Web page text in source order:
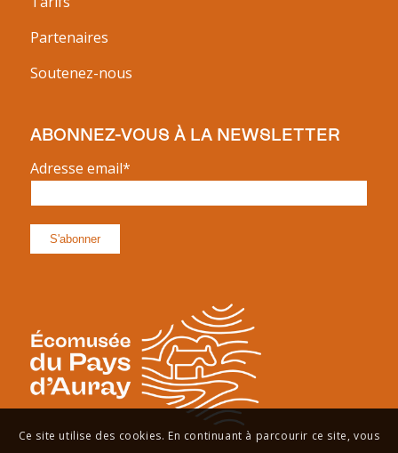
Partenaires
Soutenez-nous
ABONNEZ-VOUS À LA NEWSLETTER
Adresse email*
Ce site utilise des cookies. En continuant à parcourir ce site, vous